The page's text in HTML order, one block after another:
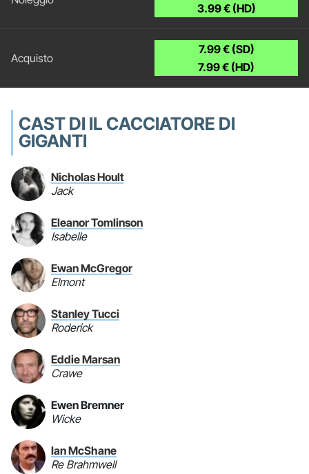
3.99 € (HD)
7.99 € (SD)
7.99 € (HD)
CAST DI IL CACCIATORE DI
GIGANTI
Nicholas Hoult
Jack
Eleanor Tomlinson
Isabelle
Ewan McGregor
Elmont
Stanley Tucci
Roderick
Eddie Marsan
Crawe
Ewen Bremner
Wicke
Ian McShane
Re Brahmwell